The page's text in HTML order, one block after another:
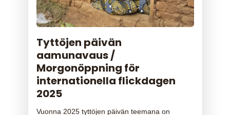
Tyttöjen päivän
aamunavaus /
Morgonöppning för
internationella flickdagen
2025
Vuonna 2025 tyttöjen päivän teemana on